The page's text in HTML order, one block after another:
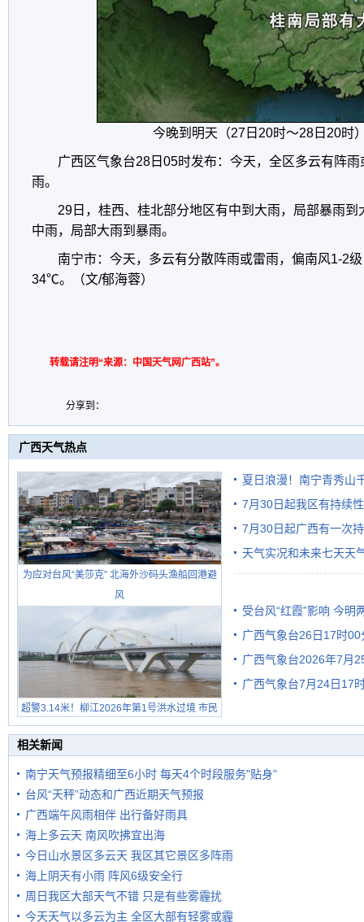
今晚到明天（27日20时～28日20时
广西区气象台28日05时发布：今天，全区多云有阵
雨。
29日，桂西、桂北部分地区有中到大雨，局部暴雨
中雨，局部大雨到暴雨。
南宁市：今天，多云有分散阵雨或雷雨，偏南风1-2
34℃。（文/郁海蓉）
转载请注明“来源：中国天气网广西站”。
分享到：
广西天气热点
为应对台风“美莎克” 北海外沙码头渔船回港避
风
超警3.14米！柳江2026年第1号洪水过境 市民
在堤岸见证汛况
夏日浪漫！南宁青秀山
7月30日起我区有持续
7月30日起广西有一次
天气实况和未来七天天
受台风“红霞”影响 今明
有较强降雨
广西气象台26日17时
广西气象台2026年7月
级预警
广西气象台7月24日17
相关新闻
南宁天气预报精细至6小时 每天4个时段服务"贴身"
台风“天秤”动态和广西近期天气预报
广西端午风雨相伴 出行备好雨具
海上多云天 南风吹拂宜出海
今日山水景区多云天 我区其它景区多阵雨
海上阴天有小雨 阵风6级安全行
周日我区大部天气不错 只是有些雾霾扰
今天天气以多云为主 全区大部有轻雾或霾